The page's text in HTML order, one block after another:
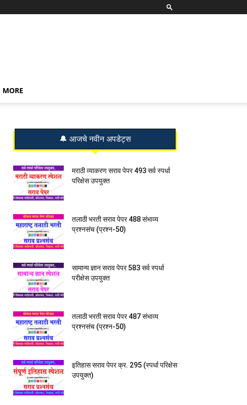
MORE
🔔 आजचे नवीन अपडेट्स
मराठी व्याकरण सराव पेपर 493 सर्व स्पर्धा
परिक्षेस उपयुक्त
तलाठी भरती सराव पेपर 488 संभाव्य
प्रश्नसंच (प्रश्न-50)
सामान्य ज्ञान सराव पेपर 583 सर्व स्पर्धा
परीक्षेस उपयुक्त
तलाठी भरती सराव पेपर 487 संभाव्य
प्रश्नसंच (प्रश्न-50)
इतिहास सराव पेपर क्र. 295 (स्पर्धा परिक्षेस
उपयुक्त)